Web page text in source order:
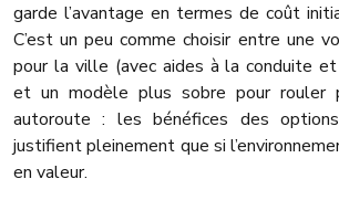
garde l’avantage en termes de coût
C’est un peu comme choisir entre une
pour la ville (avec aides à la conduite
et un modèle plus sobre pour rouler
autoroute : les bénéfices des
justifient pleinement que si
en valeur.